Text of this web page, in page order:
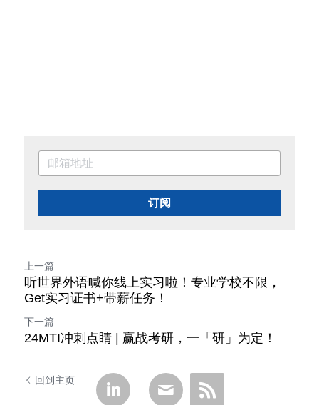
订阅
上一篇
听世界外语喊你线上实习啦！专业学校不限，
Get实习证书+带薪任务！
下一篇
24MTI冲刺点睛 | 赢战考研，一「研」为定！
回到主页